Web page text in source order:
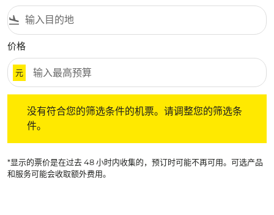
flight_land
价格
元
没有符合您的筛选条件的机票。请调整您的筛选条
件。
*显示的票价是在过去 48 小时内收集的，预订时可能不再可用。可选产品
和服务可能会收取额外费用。